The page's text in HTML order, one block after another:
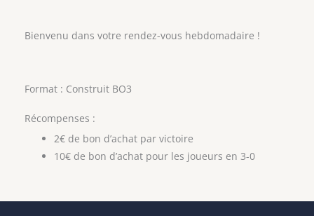
Bienvenu dans votre rendez-vous hebdomadaire !
Format : Construit BO3
Récompenses :
2€ de bon d’achat par victoire
10€ de bon d’achat pour les joueurs en 3-0